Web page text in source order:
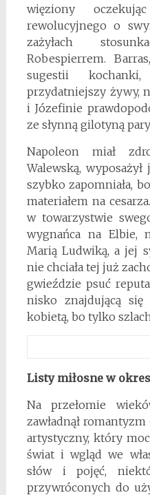
więziony
rewolucyjnego o
zażyłach
Robespierrem.
sugestii
przydatniejszy żywy,
i Józefinie
ze słynną gilotyną
Napoleon miał
Walewską,
szybko zapomniała,
materiałem na
w towarzystwie
wygnańca na Elbie,
Marią Ludwiką, a jej
nie chciała tej już
gwieździe psuć
nisko znajdującą się
kobietą, bo tylko
Listy miłosne w
Na przełomie
zawładnął
artystyczny, który
świat i wgląd we
słów i pojęć,
przywróconych do